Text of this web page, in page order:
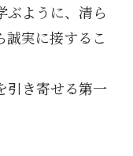
ぶように、清ら
実に接するこ
引き寄せる第一